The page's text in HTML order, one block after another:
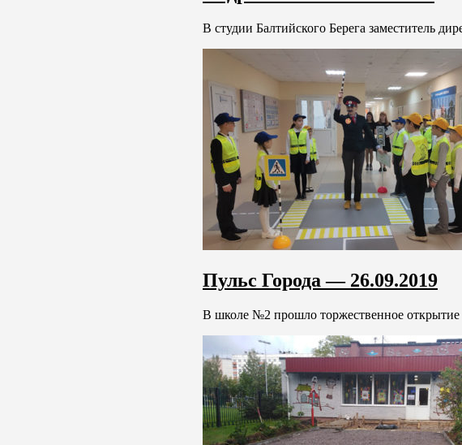
В студии Балтийского Берега заместитель
Пульс Города — 26.09.2019
В школе №2 прошло торжественное